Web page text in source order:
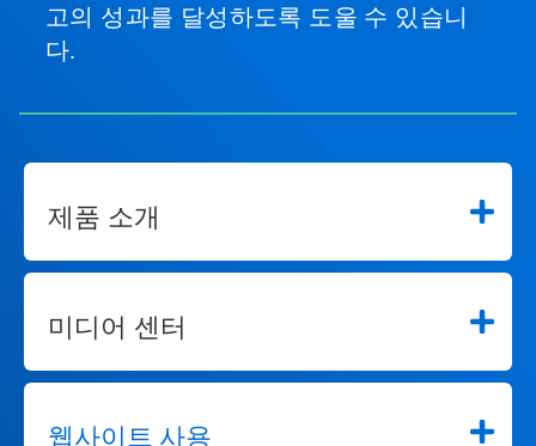
고의 성과를 달성하도록 도울 수 있습니
다.
제품 소개
미디어 센터
웹사이트 사용